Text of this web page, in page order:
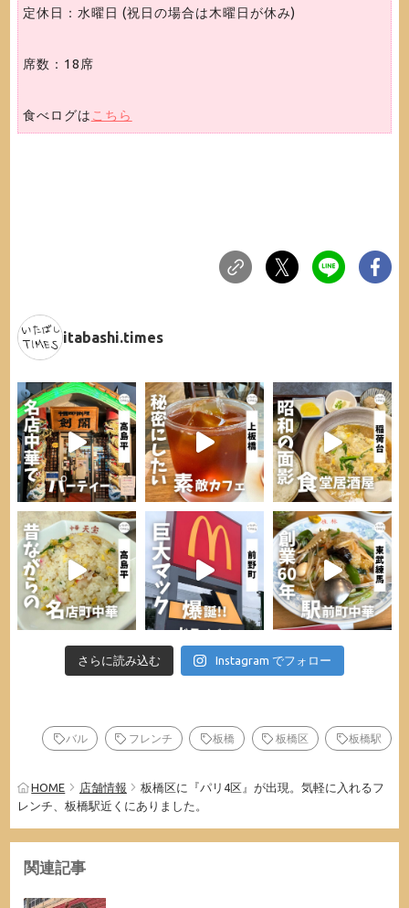
定休日：水曜日 (祝日の場合は木曜日が休み)
席数：18席
食べログは こちら
itabashi.times
さらに読み込む Instagram でフォロー
バル フレンチ 板橋 板橋区 板橋駅
HOME 店舗情報
板橋区に『パリ4区』が出現。気軽に入れるフ
レンチ、板橋駅近くにありました。
関連記事